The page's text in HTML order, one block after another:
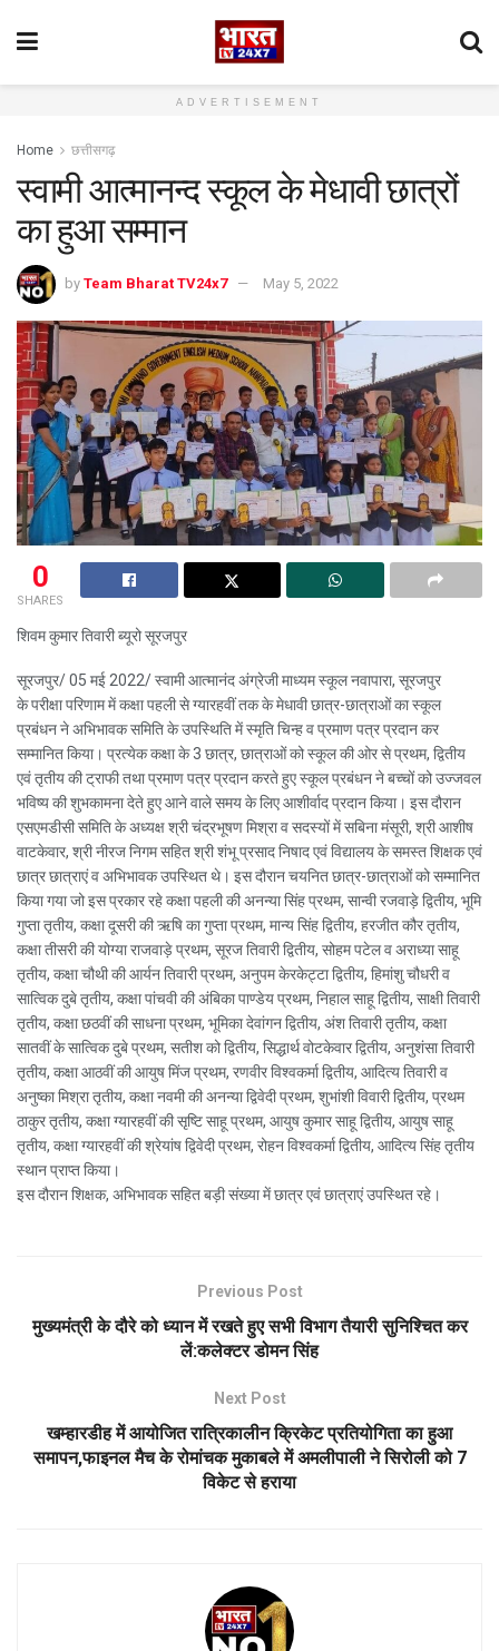
ADVERTISEMENT
Home छत्तीसगढ़
स्वामी आत्मानन्द स्कूल के मेधावी छात्रों
का हुआ सम्मान
by Team Bharat TV24x7 May 5, 2022
0
SHARES
शिवम कुमार तिवारी ब्यूरो सूरजपुर
सूरजपुर/ 05 मई 2022/ स्वामी आत्मानंद अंग्रेजी माध्यम स्कूल नवापारा, सूरजपुर
के परीक्षा परिणाम में कक्षा पहली से ग्यारहवीं तक के मेधावी छात्र-छात्राओं का स्कूल
प्रबंधन ने अभिभावक समिति के उपस्थिति में स्मृति चिन्ह व प्रमाण पत्र प्रदान कर
सम्मानित किया। प्रत्येक कक्षा के 3 छात्र, छात्राओं को स्कूल की ओर से प्रथम, द्वितीय
एवं तृतीय की ट्राफी तथा प्रमाण पत्र प्रदान करते हुए स्कूल प्रबंधन ने बच्चों को उज्जवल
भविष्य की शुभकामना देते हुए आने वाले समय के लिए आशीर्वाद प्रदान किया। इस दौरान
एसएमडीसी समिति के अध्यक्ष श्री चंद्रभूषण मिश्रा व सदस्यों में सबिना मंसूरी, श्री आशीष
वाटकेवार, श्री नीरज निगम सहित श्री शंभू प्रसाद निषाद एवं विद्यालय के समस्त शिक्षक एवं
छात्र छात्राएं व अभिभावक उपस्थित थे। इस दौरान चयनित छात्र-छात्राओं को सम्मानित
किया गया जो इस प्रकार रहे कक्षा पहली की अनन्या सिंह प्रथम, सान्वी रजवाड़े द्वितीय, भूमि
गुप्ता तृतीय, कक्षा दूसरी की ऋषि का गुप्ता प्रथम, मान्य सिंह द्वितीय, हरजीत कौर तृतीय,
कक्षा तीसरी की योग्या राजवाड़े प्रथम, सूरज तिवारी द्वितीय, सोहम पटेल व अराध्या साहू
तृतीय, कक्षा चौथी की आर्यन तिवारी प्रथम, अनुपम केरकेट्टा द्वितीय, हिमांशु चौधरी व
सात्विक दुबे तृतीय, कक्षा पांचवी की अंबिका पाण्डेय प्रथम, निहाल साहू द्वितीय, साक्षी तिवारी
तृतीय, कक्षा छठवीं की साधना प्रथम, भूमिका देवांगन द्वितीय, अंश तिवारी तृतीय, कक्षा
सातवीं के सात्विक दुबे प्रथम, सतीश को द्वितीय, सिद्धार्थ वोटकेवार द्वितीय, अनुशंसा तिवारी
तृतीय, कक्षा आठवीं की आयुष मिंज प्रथम, रणवीर विश्वकर्मा द्वितीय, आदित्य तिवारी व
अनुष्का मिश्रा तृतीय, कक्षा नवमी की अनन्या द्विवेदी प्रथम, शुभांशी विवारी द्वितीय, प्रथम
ठाकुर तृतीय, कक्षा ग्यारहवीं की सृष्टि साहू प्रथम, आयुष कुमार साहू द्वितीय, आयुष साहू
तृतीय, कक्षा ग्यारहवीं की श्रेयांष द्विवेदी प्रथम, रोहन विश्वकर्मा द्वितीय, आदित्य सिंह तृतीय
स्थान प्राप्त किया।
इस दौरान शिक्षक, अभिभावक सहित बड़ी संख्या में छात्र एवं छात्राएं उपस्थित रहे।
Previous Post
मुख्यमंत्री के दौरे को ध्यान में रखते हुए सभी विभाग तैयारी सुनिश्चित कर
लें:कलेक्टर डोमन सिंह
Next Post
खम्हारडीह में आयोजित रात्रिकालीन क्रिकेट प्रतियोगिता का हुआ
समापन,फाइनल मैच के रोमांचक मुकाबले में अमलीपाली ने सिरोली को 7
विकेट से हराया